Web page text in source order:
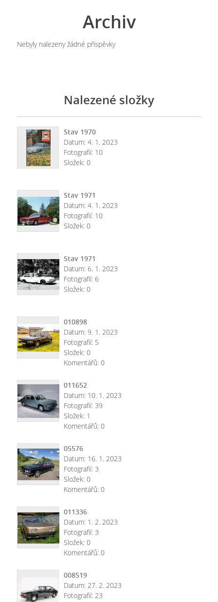
Archiv
Nebyly nalezeny žádné příspěvky
Nalezené složky
Stav 1970
Datum: 4. 1. 2023
Fotografií: 10
Složek: 0
Stav 1971
Datum: 4. 1. 2023
Fotografií: 10
Složek: 0
Stav 1971
Datum: 6. 1. 2023
Fotografií: 6
Složek: 0
010898
Datum: 9. 1. 2023
Fotografií: 5
Složek: 0
Komentářů: 0
011652
Datum: 10. 1. 2023
Fotografií: 39
Složek: 1
Komentářů: 0
05576
Datum: 16. 1. 2023
Fotografií: 3
Složek: 0
Komentářů: 0
011336
Datum: 1. 2. 2023
Fotografií: 3
Složek: 0
Komentářů: 0
008519
Datum: 27. 2. 2023
Fotografií: 23